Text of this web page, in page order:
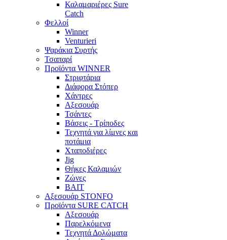
Καλαμαριέρες Sure
Catch
Φελλοί
Winner
Venturieri
Ψαράκια Συρτής
Τσαπαρί
Προϊόντα WINNER
Στριφτάρια
Διάφορα Στόπερ
Χάντρες
Αξεσουάρ
Τσάντες
Βάσεις - Τρίποδες
Τεχνητά για λίμνες και
ποτάμια
Χταποδιέρες
Jig
Θήκες Καλαμιών
Ζώνες
BAIT
Αξεσουάρ STONFO
Προϊόντα SURE CATCH
Αξεσουάρ
Παρελκόμενα
Τεχνητά Δολώματα